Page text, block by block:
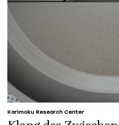
Karimoku Research Center